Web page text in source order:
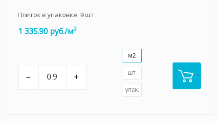
Плиток в упаковке: 9шт
1 335.90 руб./м2
– +
м2
шт.
упак.